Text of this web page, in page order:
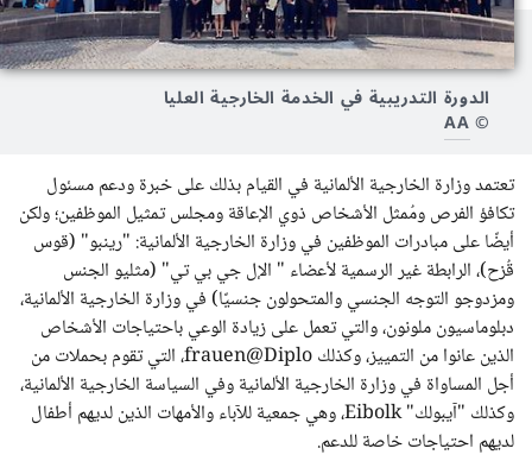
الدورة التدريبية في الخدمة الخارجية العليا
©
AA
تعتمد وزارة الخارجية الألمانية في القيام بذلك على خبرة ودعم مسئول
تكافؤ الفرص ومُمثل الأشخاص ذوي الإعاقة ومجلس تمثيل الموظفين؛ ولكن
أيضًا على مبادرات الموظفين في وزارة الخارجية الألمانية: "رينبو" (قوس
قُزح)، الرابطة غير الرسمية لأعضاء " الإل جي بي تي" (مثليو الجنس
ومزدوجو التوجه الجنسي والمتحولون جنسيًا) في وزارة الخارجية الألمانية،
دبلوماسيون ملونون، والتي تعمل على زيادة الوعي باحتياجات الأشخاص
الذين عانوا من التمييز، وكذلك frauen@Diplo، التي تقوم بحملات من
أجل المساواة في وزارة الخارجية الألمانية وفي السياسة الخارجية الألمانية،
وكذلك "آيبولك" Eibolk، وهي جمعية للآباء والأمهات الذين لديهم أطفال
لديهم احتياجات خاصة للدعم.